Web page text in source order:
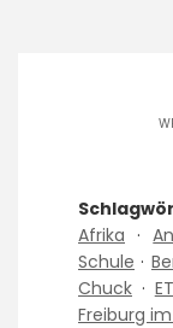
Afrika ·
Schule ·
Chuck ·
Freiburg